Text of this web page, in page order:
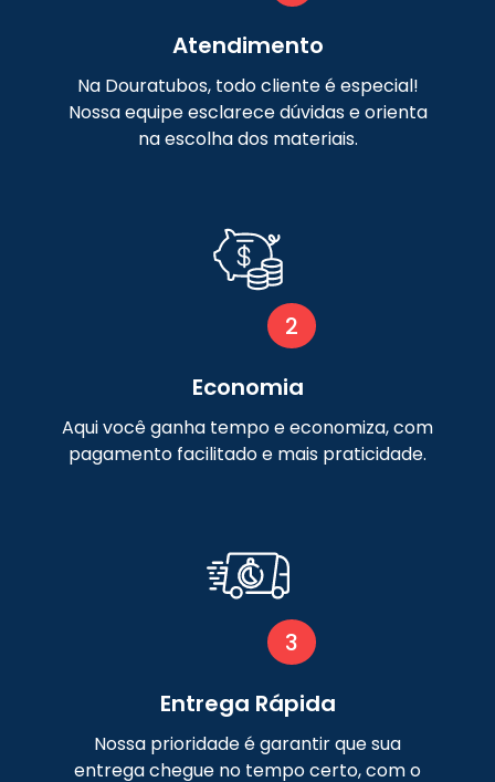
Atendimento
Na Douratubos, todo cliente é especial!
Nossa equipe esclarece dúvidas e orienta
na escolha dos materiais.
2
Economia
Aqui você ganha tempo e economiza, com
pagamento facilitado e mais praticidade.
3
Entrega Rápida
Nossa prioridade é garantir que sua
entrega chegue no tempo certo, com o
respeito de sempre.